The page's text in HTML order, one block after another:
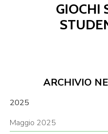
GIOCHI
ARCHIVIO
2025
Maggio 2025